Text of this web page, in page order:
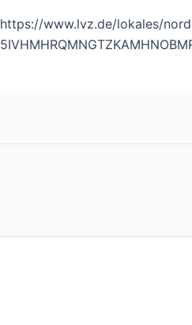
https://www.lvz.de/lokales/